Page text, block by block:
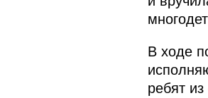
В ходе
ребят